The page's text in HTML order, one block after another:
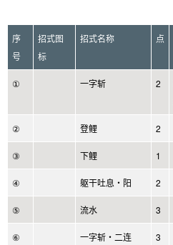
序
号
招式图
标
招式名称 点
① 一字斩 2
② 登鲤 2
③ 下鲤 1
④ 躯干吐息・阳 2
⑤ 流水 3
⑥ 一字斩・二连 3